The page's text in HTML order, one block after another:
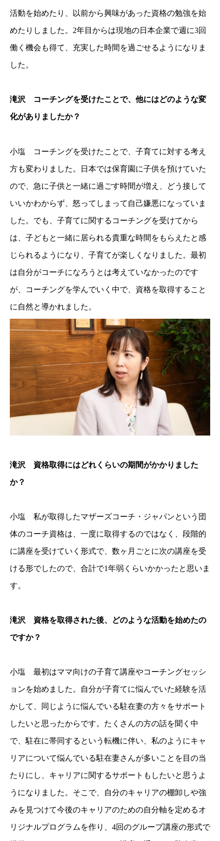
活動を始めたり、以前から興味があった資格の勉強を始
めたりしました。2年目からは現地の日本企業で週に3回
働く機会も得て、充実した時間を過ごせるようになりま
した。
滝沢 コーチングを受けたことで、他にはどのような変
化がありましたか？
小塩 コーチングを受けたことで、子育てに対する考え
方も変わりました。日本では保育園に子供を預けていた
ので、急に子供と一緒に過ごす時間が増え、どう接して
いいかわからず、怒ってしまって自己嫌悪になっていま
した。でも、子育てに関するコーチングを受けてから
は、子どもと一緒に居られる貴重な時間をもらえたと感
じられるようになり、子育てが楽しくなりました。最初
は自分がコーチになろうとは考えていなかったのです
が、コーチングを学んでいく中で、資格を取得すること
に自然と導かれました。
滝沢 資格取得にはどれくらいの期間がかかりました
か？
小塩 私が取得したマザーズコーチ・ジャパンという団
体のコーチ資格は、一度に取得するのではなく、段階的
に講座を受けていく形式で、数ヶ月ごとに次の講座を受
ける形でしたので、合計で1年弱くらいかかったと思いま
す。
滝沢 資格を取得された後、どのような活動を始めたの
ですか？
小塩 最初はママ向けの子育て講座やコーチングセッシ
ョンを始めました。自分が子育てに悩んでいた経験を活
かして、同じように悩んでいる駐在妻の方々をサポート
したいと思ったからです。たくさんの方の話を聞く中
で、駐在に帯同するという転機に伴い、私のようにキャ
リアについて悩んでいる駐在妻さんが多いことを目の当
たりにし、キャリアに関するサポートもしたいと思うよ
うになりました。そこで、自分のキャリアの棚卸しや強
みを見つけて今後のキャリアのための自分軸を定めるオ
リジナルプログラムを作り、4回のグループ講座の形式で